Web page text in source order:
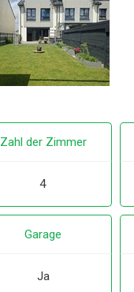
Zahl der Zimmer
4
Garage
Ja